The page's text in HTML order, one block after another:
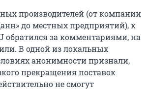
производителей (от компании
до местных предприятий), к
обратился за комментариями, на
В одной из локальных
анонимности признали,
прекращения поставок
не смогут